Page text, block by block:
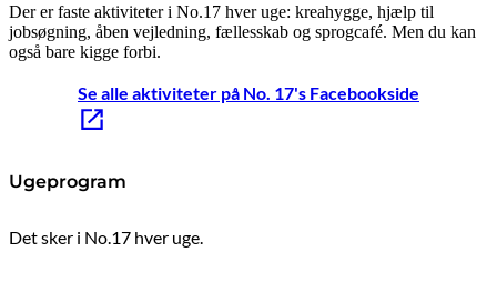
Der er faste aktiviteter i No.17 hver uge: kreahygge, hjælp til
jobsøgning, åben vejledning, fællesskab og sprogcafé. Men du kan
også bare kigge forbi.
Se alle aktiviteter på No. 17's Facebookside
Ugeprogram
Det sker i No.17 hver uge.